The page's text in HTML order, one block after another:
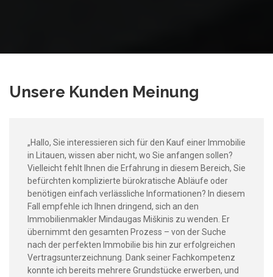
Unsere Kunden Meinung
„Hallo, Sie interessieren sich für den Kauf einer Immobilie
in Litauen, wissen aber nicht, wo Sie anfangen sollen?
Vielleicht fehlt Ihnen die Erfahrung in diesem Bereich, Sie
befürchten komplizierte bürokratische Abläufe oder
benötigen einfach verlässliche Informationen? In diesem
Fall empfehle ich Ihnen dringend, sich an den
Immobilienmakler Mindaugas Miškinis zu wenden. Er
übernimmt den gesamten Prozess – von der Suche
nach der perfekten Immobilie bis hin zur erfolgreichen
Vertragsunterzeichnung. Dank seiner Fachkompetenz
konnte ich bereits mehrere Grundstücke erwerben, und